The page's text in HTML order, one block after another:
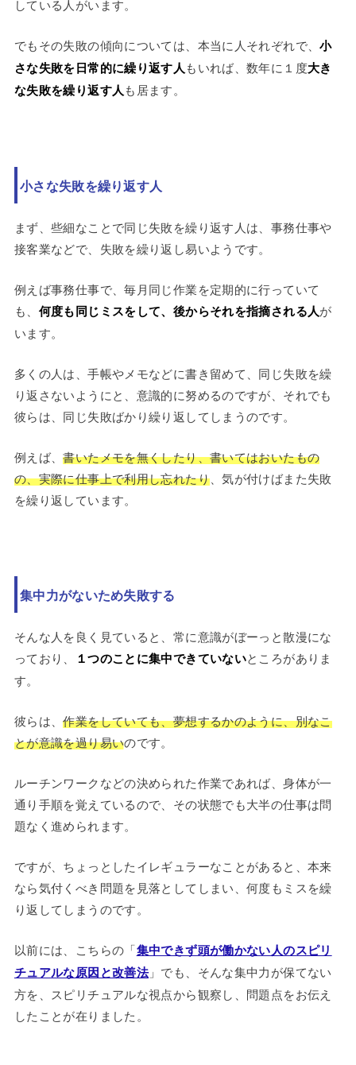
している人がいます。
でもその失敗の傾向については、本当に人それぞれで、小
さな失敗を日常的に繰り返す人もいれば、数年に１度大き
な失敗を繰り返す人も居ます。
小さな失敗を繰り返す人
まず、些細なことで同じ失敗を繰り返す人は、事務仕事や
接客業などで、失敗を繰り返し易いようです。
例えば事務仕事で、毎月同じ作業を定期的に行っていて
も、 何度も同じミスをして、後からそれを指摘される人が
います。
多くの人は、手帳やメモなどに書き留めて、同じ失敗を繰
り返さないようにと、意識的に努めるのですが、それでも
彼らは、同じ失敗ばかり繰り返してしまうのです。
例えば、書いたメモを無くしたり、書いてはおいたもの
の、実際に仕事上で利用し忘れたり、気が付けばまた失敗
を繰り返しています。
集中力がないため失敗する
そんな人を良く見ていると、常に意識がぼーっと散漫にな
っており、
１つのことに集中できていないところがありま
す。
彼らは、作業をしていても、夢想するかのように、別なこ
とが意識を過り易いのです。
ルーチンワークなどの決められた作業であれば、身体が一
通り手順を覚えているので、その状態でも大半の仕事は問
題なく進められます。
ですが、ちょっとしたイレギュラーなことがあると、本来
なら気付くべき問題を見落としてしまい、何度もミスを繰
り返してしまうのです。
以前には、こちらの「集中できず頭が働かない人のスピリ
チュアルな原因と改善法」でも、そんな集中力が保てない
方を、スピリチュアルな視点から観察し、問題点をお伝え
したことが在りました。